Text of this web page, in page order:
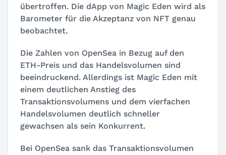
übertroffen. Die dApp von Magic Eden wird als
Barometer für die Akzeptanz von NFT genau
beobachtet.
Die Zahlen von OpenSea in Bezug auf den
ETH-Preis und das Handelsvolumen sind
beeindruckend. Allerdings ist Magic Eden mit
einem deutlichen Anstieg des
Transaktionsvolumens und dem vierfachen
Handelsvolumen deutlich schneller
gewachsen als sein Konkurrent.
Bei OpenSea sank das Transaktionsvolumen